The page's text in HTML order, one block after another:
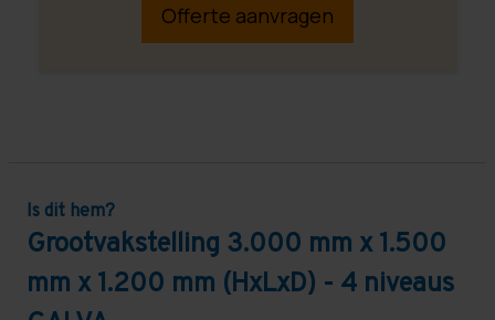
Offerte aanvragen
Is dit hem?
Grootvakstelling 3.000 mm x 1.500
mm x 1.200 mm (HxLxD) - 4 niveaus